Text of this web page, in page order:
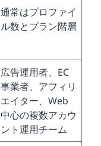
通常はプロファイ
ル数とプラン階層
広告運用者、EC
事業者、アフィリ
エイター、Web
中心の複数アカウ
ント運用チーム